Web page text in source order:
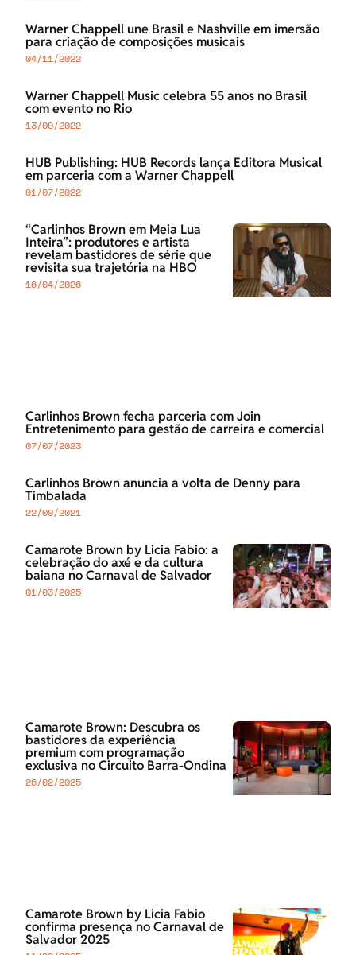
Warner Chappell une Brasil e Nashville em imersão
para criação de composições musicais
04/11/2022
Warner Chappell Music celebra 55 anos no Brasil
com evento no Rio
13/09/2022
HUB Publishing: HUB Records lança Editora Musical
em parceria com a Warner Chappell
01/07/2022
“Carlinhos Brown em Meia Lua
Inteira”: produtores e artista
revelam bastidores de série que
revisita sua trajetória na HBO
16/04/2026
Carlinhos Brown fecha parceria com Join
Entretenimento para gestão de carreira e comercial
07/07/2023
Carlinhos Brown anuncia a volta de Denny para
Timbalada
22/09/2021
Camarote Brown by Licia Fabio: a
celebração do axé e da cultura
baiana no Carnaval de Salvador
01/03/2025
Camarote Brown: Descubra os
bastidores da experiência
premium com programação
exclusiva no Circuito Barra-Ondina
26/02/2025
Camarote Brown by Licia Fabio
confirma presença no Carnaval de
Salvador 2025